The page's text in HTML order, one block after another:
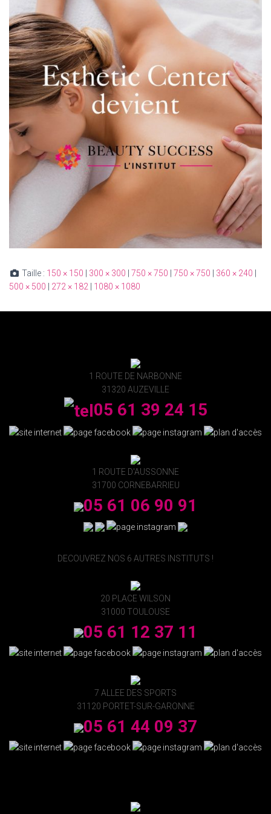
Taille : 150 × 150 300 × 300 750 × 750 750 × 750 360 × 240
500 × 500
272 × 182 1080 × 1080
1 ROUTE DE NARBONNE
31320 AUZEVILLE
05 61 39 24 15
1 ROUTE D'AUSSONNE
31700 CORNEBARRIEU
05 61 06 90 91
DECOUVREZ NOS 6 AUTRES INSTITUTS !
20 PLACE WILSON
31000 TOULOUSE
05 61 12 37 11
7 ALLEE DES SPORTS
31120 PORTET-SUR-GARONNE
05 61 44 09 37